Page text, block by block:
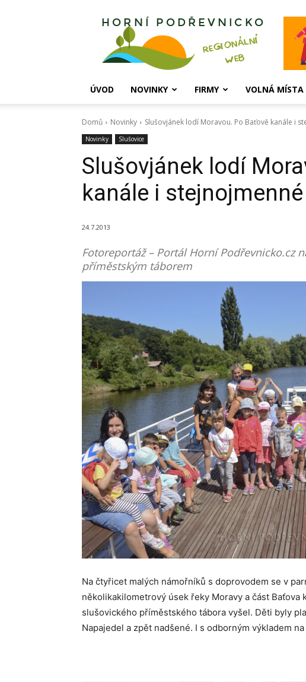
Horní
ÚVOD NOVINKY FIRMY VOLNÁ MÍSTA
Domů Novinky Slušovjánek lodí Moravou. Po Baťově kanále i
Novinky Slušovice
Slušovjánek lodí
kanále i
24.7.2013
Fotoreportáž – Portál Horní Podřevnicko.cz
příměstským táborem
Na čtyřicet malých námořníků s doprovodem se v
několikakilometrový úsek řeky Moravy a část Baťova
slušovického příměstského tábora vyšel. Děti byly
Napajedel a zpět nadšené. I s odborným výkladem